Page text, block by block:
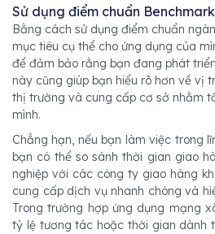
Sử dụng điểm chuẩn Benchmark
Bằng cách sử dụng điểm chuẩn
mục tiêu cụ thể cho ứng dụng của
để đảm bảo rằng bạn đang phát
này cũng giúp bạn hiểu rõ hơn về vị
thị trường và cung cấp cơ sở nhằm
mình.
Chẳng hạn, nếu bạn làm việc trong
bạn có thể so sánh thời gian giao
nghiệp với các công ty giao hàng
cung cấp dịch vụ nhanh chóng và
Trong trường hợp ứng dụng mạng
tỷ lệ tương tác hoặc thời gian dành